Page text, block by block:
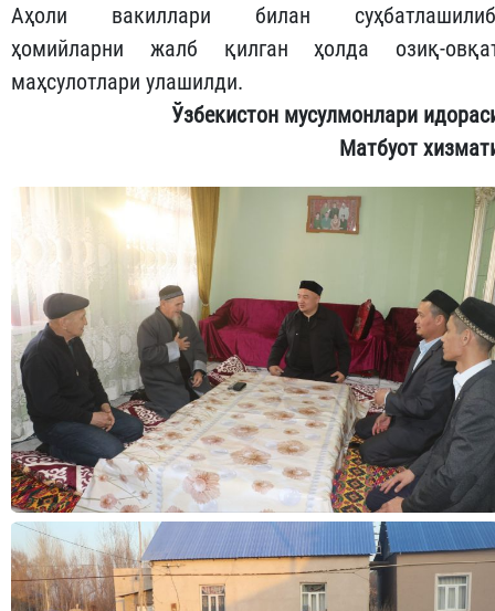
Аҳоли вакиллари билан
ҳомийларни жалб қилган ҳолда озиқ-
маҳсулотлари улашилди.
Ўзбекистон мусулмонлари
Матбуот